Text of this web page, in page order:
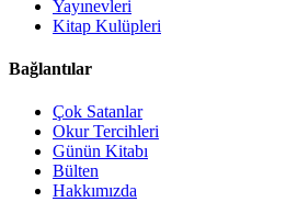
Yayınevleri
Kitap Kulüpleri
Bağlantılar
Çok Satanlar
Okur Tercihleri
Günün Kitabı
Bülten
Hakkımızda